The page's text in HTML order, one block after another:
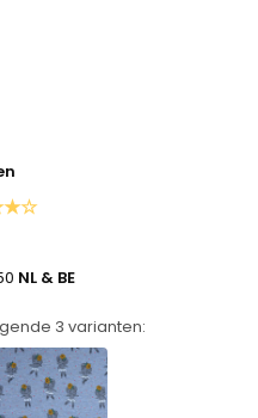
NL & BE
3 varianten: